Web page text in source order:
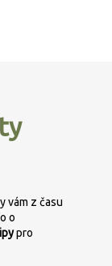
vám z času
o
pro